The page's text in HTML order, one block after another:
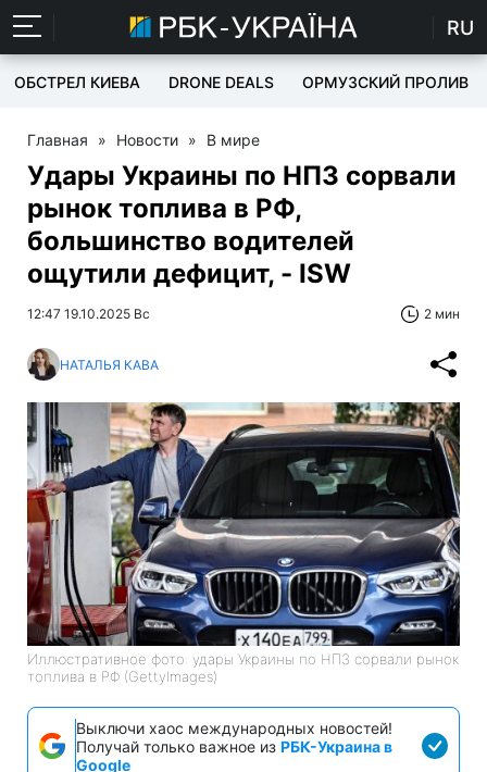
RU
ОБСТРЕЛ КИЕВА DRONE DEALS ОРМУЗСКИЙ ПРОЛИВ
Главная » Новости » В мире
Удары Украины по НПЗ сорвали
рынок топлива в РФ,
большинство водителей
ощутили дефицит, - ISW
12:47 19.10.2025 Вс 2 мин
НАТАЛЬЯ КАВА
Иллюстративное фото: удары Украины по НПЗ сорвали рынок
топлива в РФ (GettyImages)
Выключи хаос международных новостей!
Получай только важное из РБК-Украина в
Google